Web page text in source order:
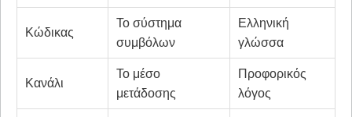
Κώδικας
Το σύστημα
συμβόλων
Ελληνική
γλώσσα
Κανάλι
Το μέσο
μετάδοσης
Προφορικός
λόγος